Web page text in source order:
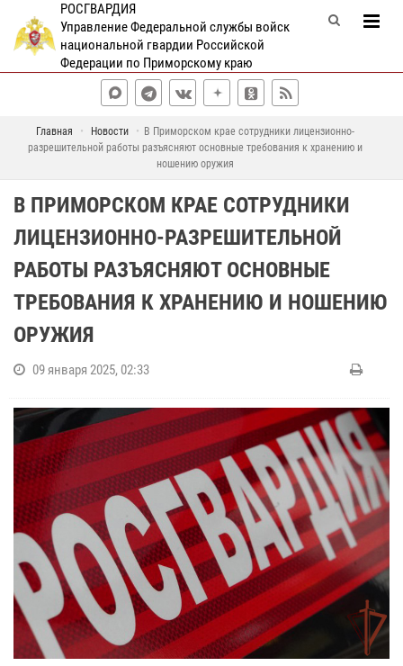
РОСГВАРДИЯ
Управление Федеральной службы войск
национальной гвардии Российской
Федерации по Приморскому краю
Главная Новости
В Приморском крае сотрудники лицензионно-
разрешительной работы разъясняют основные требования к хранению и
ношению оружия
В ПРИМОРСКОМ КРАЕ СОТРУДНИКИ
ЛИЦЕНЗИОННО-РАЗРЕШИТЕЛЬНОЙ
РАБОТЫ РАЗЪЯСНЯЮТ ОСНОВНЫЕ
ТРЕБОВАНИЯ К ХРАНЕНИЮ И НОШЕНИЮ
ОРУЖИЯ
09 января 2025, 02:33